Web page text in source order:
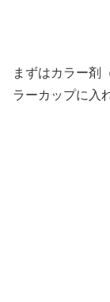
まずはカラー剤
ラーカップに入